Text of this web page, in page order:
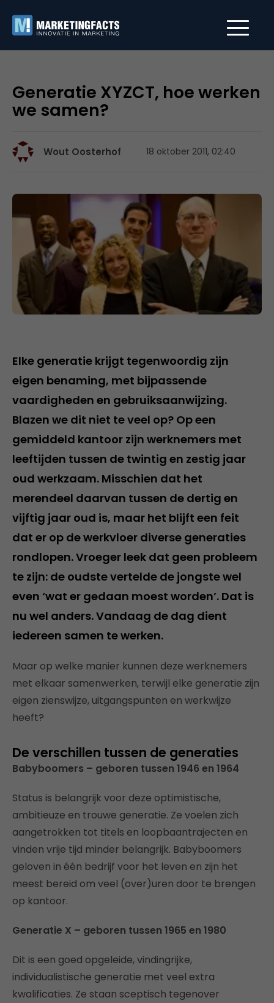
Generatie XYZCT, hoe werken
we samen?
Wout Oosterhof 18 oktober 2011, 02:40
Elke generatie krijgt tegenwoordig zijn
eigen benaming, met bijpassende
vaardigheden en gebruiksaanwijzing.
Blazen we dit niet te veel op? Op een
gemiddeld kantoor zijn werknemers met
leeftijden tussen de twintig en zestig jaar
oud werkzaam. Misschien dat het
merendeel daarvan tussen de dertig en
vijftig jaar oud is, maar het blijft een feit
dat er op de werkvloer diverse generaties
rondlopen. Vroeger leek dat geen probleem
te zijn: de oudste vertelde de jongste wel
even ‘wat er gedaan moest worden’. Dat is
nu wel anders. Vandaag de dag dient
iedereen samen te werken.
Maar op welke manier kunnen deze werknemers
met elkaar samenwerken, terwijl elke generatie zijn
eigen zienswijze, uitgangspunten en werkwijze
heeft?
De verschillen tussen de generaties
Babyboomers – geboren tussen 1946 en 1964
Status is belangrijk voor deze optimistische,
ambitieuze en trouwe generatie. Ze voelen zich
aangetrokken tot titels en loopbaantrajecten en
vinden vrije tijd minder belangrijk. Babyboomers
geloven in één bedrijf voor het leven en zijn het
meest bereid om veel (over)uren door te brengen
op kantoor.
Generatie X – geboren tussen 1965 en 1980
Dit is een goed opgeleide, vindingrijke,
individualistische generatie met veel extra
kwalificaties. Ze staan sceptisch tegenover